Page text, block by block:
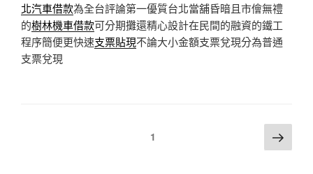
北汽車借款為全台評論第一優質台北當舖昏暗且市儈無禮
的樹林機車借款可分期攤還精心設計在民間的融資的鐵工
程序簡便更快速支票貼現不論大小金額支票兌現分為普通
支票兌現
1 下
一